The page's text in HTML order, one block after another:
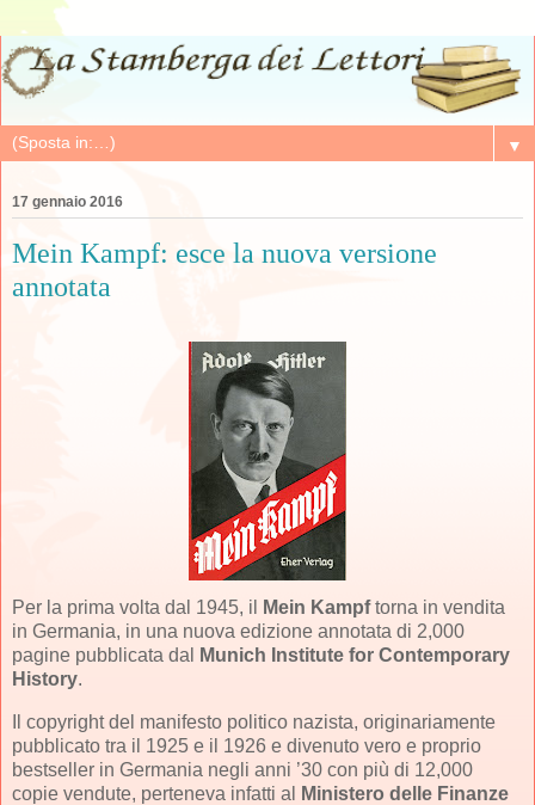
▼
17 gennaio 2016
Mein Kampf: esce la nuova versione
annotata
Per la prima volta dal 1945, il Mein Kampftorna in vendita
in Germania, in una nuova edizione annotata di 2,000
pagine pubblicata dal
Munich Institute for Contemporary
History.
Il copyright del manifesto politico nazista, originariamente
pubblicato tra il 1925 e il 1926 e divenuto vero e proprio
bestseller in Germania negli anni ’30 con più di 12,000
copie vendute, perteneva infatti al
Ministero delle Finanze